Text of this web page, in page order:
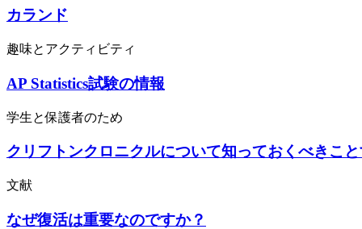
カランド
趣味とアクティビティ
AP Statistics試験の情報
学生と保護者のため
クリフトンクロニクルについて知っておくべきこ
文献
なぜ復活は重要なのですか？